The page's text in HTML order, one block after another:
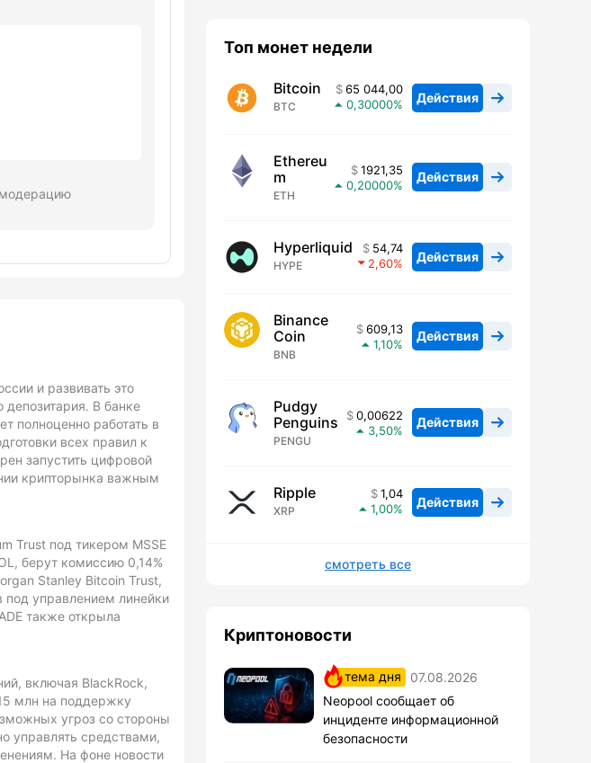
и развивать это
В банке
полноценно работать в
всех правил к
запустить цифровой
крипторынка важным
Trust под тикером MSSE
берут комиссию 0,14%
Stanley Bitcoin Trust,
управлением линейки
также открыла
включая BlackRock,
млн на поддержку
угроз со стороны
управлять средствами,
На фоне новости
Топ монет недели
Bitcoin
BTC
65 044,00
0,30000
Действия
Ethereu
m
ETH
1921,35
0,20000
Действия
Hyperliquid
HYPE
54,74
2,60
Действия
Binance
Coin
BNB
609,13
1,10
Действия
Pudgy
Penguins
PENGU
0,00622
3,50
Действия
Ripple
XRP
1,04
1,00
Действия
смотреть все
Криптоновости
тема дня
07.08.2026
Neopool сообщает об
инциденте информационной
безопасности